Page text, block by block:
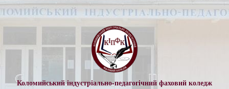
Коломийський індустріально-педагогічний фаховий коледж